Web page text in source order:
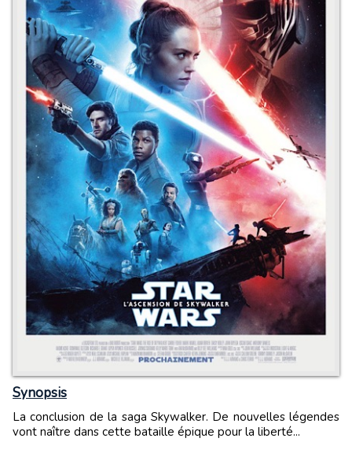
Synopsis
La conclusion de la saga Skywalker. De nouvelles légendes
vont naître dans cette bataille épique pour la liberté...